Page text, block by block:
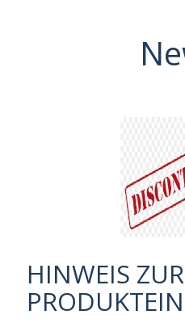
HINWEIS ZUR